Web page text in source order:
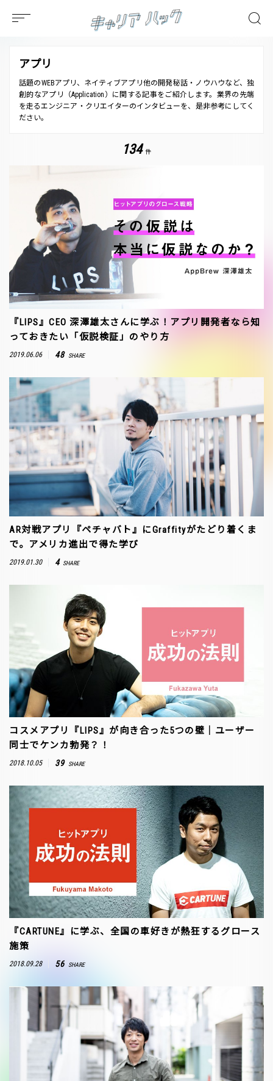
アプリ
話題のWEBアプリ、ネイティブアプリ他の開発秘話・ノウハウなど、独
創的なアプリ（Application）に関する記事をご紹介します。業界の先端
を走るエンジニア・クリエイターのインタビューを、是非参考にしてく
ださい。
134 件
『LIPS』CEO 深澤雄太さんに学ぶ！アプリ開発者なら知
っておきたい「仮説検証」のやり方
2019.06.06 48 SHARE
AR対戦アプリ『ペチャバト』にGraffityがたどり着くま
で。アメリカ進出で得た学び
2019.01.30 4 SHARE
コスメアプリ『LIPS』が向き合った5つの壁｜ユーザー
同士でケンカ勃発？！
2018.10.05 39 SHARE
『CARTUNE』に学ぶ、全国の車好きが熱狂するグロース
施策
2018.09.28 56 SHARE